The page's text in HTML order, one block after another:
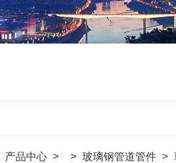
产品中心> > 玻璃钢管道管件>